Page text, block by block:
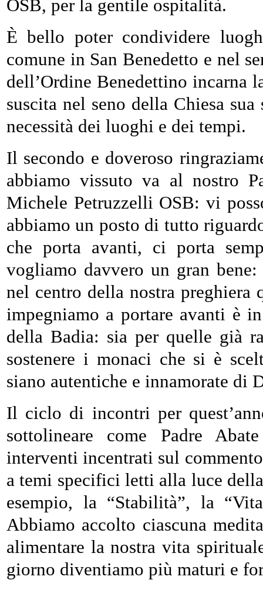
OSB, per la gentile ospitalità.
È bello poter condividere
comune in San Benedetto e nel
dell’Ordine Benedettino incarna
suscita nel seno della Chiesa
necessità dei luoghi e dei tempi.
Il secondo e doveroso
abbiamo vissuto va al nostro
Michele Petruzzelli OSB: vi
abbiamo un posto di tutto
che porta avanti, ci porta
vogliamo davvero un gran
nel centro della nostra preghiera
impegniamo a portare avanti è
della Badia: sia per quelle già
sostenere i monaci che si è
siano autentiche e innamorate di
Il ciclo di incontri per
sottolineare come Padre
interventi incentrati sul
a temi specifici letti alla luce
esempio, la “Stabilità”, la
Abbiamo accolto ciascuna
alimentare la nostra vita
giorno diventiamo più maturi e